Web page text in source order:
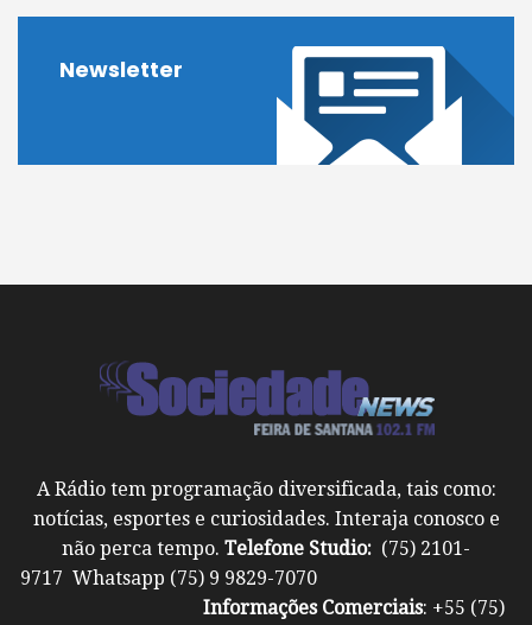
Newsletter
A Rádio tem programação diversificada, tais como:
notícias, esportes e curiosidades. Interaja conosco e
não perca tempo. Telefone Studio: (75) 2101-
9717 Whatsapp (75) 9 9829-7070
Informações Comerciais: +55 (75)